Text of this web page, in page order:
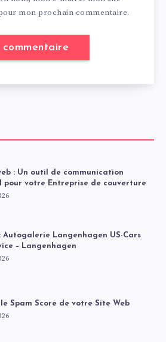
mon prochain commentaire.
: Un outil de communication
pour votre Entreprise de couverture
Autogalerie Langenhagen US-Cars
– Langenhagen
Spam Score de votre Site Web